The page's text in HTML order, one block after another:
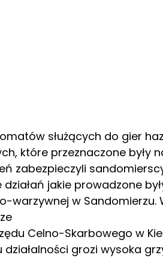
służących do gier
które przeznaczone były
zabezpieczyli
jakie prowadzone
warzywnej w Sandomierzu.
Celno-Skarbowego w
grozi wysoka